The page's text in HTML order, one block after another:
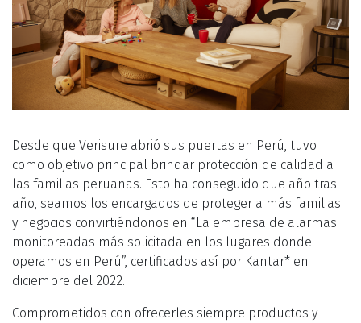
Desde que Verisure abrió sus puertas en Perú, tuvo
como objetivo principal brindar protección de calidad a
las familias peruanas. Esto ha conseguido que año tras
año, seamos los encargados de proteger a más familias
y negocios convirtiéndonos en “La empresa de alarmas
monitoreadas más solicitada en los lugares donde
operamos en Perú”, certificados así por Kantar* en
diciembre del 2022.
Comprometidos con ofrecerles siempre productos y